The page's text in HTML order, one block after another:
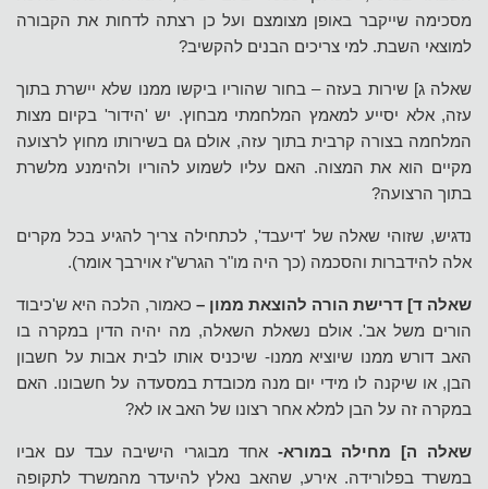
מסכימה שייקבר באופן מצומצם ועל כן רצתה לדחות את הקבורה
למוצאי השבת. למי צריכים הבנים להקשיב?
שאלה ג] שירות בעזה – בחור שהוריו ביקשו ממנו שלא יישרת בתוך
עזה, אלא יסייע למאמץ המלחמתי מבחוץ. יש 'הידור' בקיום מצות
המלחמה בצורה קרבית בתוך עזה, אולם גם בשירותו מחוץ לרצועה
מקיים הוא את המצוה. האם עליו לשמוע להוריו ולהימנע מלשרת
בתוך הרצועה?
נדגיש, שזוהי שאלה של 'דיעבד', לכתחילה צריך להגיע בכל מקרים
אלה להידברות והסכמה (כך היה מו"ר הגרש"ז אוירבך אומר).
שאלה ד] דרישת הורה להוצאת ממון – כאמור, הלכה היא ש'כיבוד
הורים משל אב'. אולם נשאלת השאלה, מה יהיה הדין במקרה בו
האב דורש ממנו שיוציא ממנו- שיכניס אותו לבית אבות על חשבון
הבן, או שיקנה לו מידי יום מנה מכובדת במסעדה על חשבונו. האם
במקרה זה על הבן למלא אחר רצונו של האב או לא?
שאלה ה] מחילה במורא- אחד מבוגרי הישיבה עבד עם אביו
במשרד בפלורידה. אירע, שהאב נאלץ להיעדר מהמשרד לתקופה